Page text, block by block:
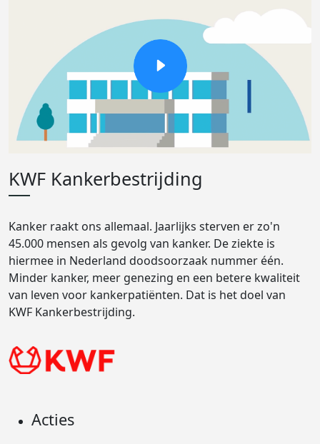
KWF Kankerbestrijding
Kanker raakt ons allemaal. Jaarlijks sterven er zo'n
45.000 mensen als gevolg van kanker. De ziekte is
hiermee in Nederland doodsoorzaak nummer één.
Minder kanker, meer genezing en een betere kwaliteit
van leven voor kankerpatiënten. Dat is het doel van
KWF Kankerbestrijding.
Acties